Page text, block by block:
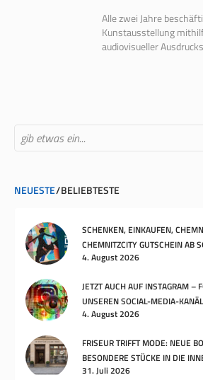
Alle zwei Jahre
Kunstausstellung
audiovisueller
NEUESTE BELIEBTESTE
SCHENKEN, EINKAUFEN,
CHEMNITZCITY GUTSCHEIN AB
4. August 2026
JETZT AUCH AUF INSTAGRAM –
UNSEREN SOCIAL-MEDIA-
4. August 2026
FRISEUR TRIFFT MODE: NEUE
BESONDERE STÜCKE IN DIE
31. Juli 2026